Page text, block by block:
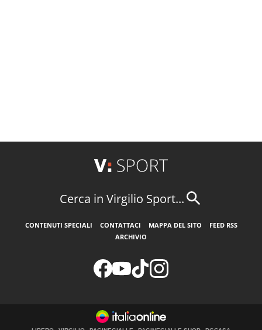
Cerca in Virgilio Sport...
CONTENUTI SPECIALI CONTATTACI MAPPA DEL SITO
FEED RSS
ARCHIVIO